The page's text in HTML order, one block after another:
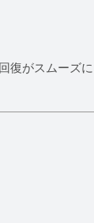
復がスムーズに